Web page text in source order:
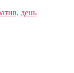
день